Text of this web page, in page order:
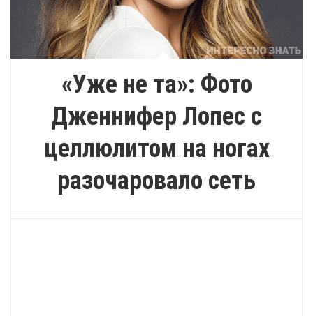
«Уже не та»: Фото
Дженнифер Лопес с
целлюлитом на ногах
разочаровало сеть